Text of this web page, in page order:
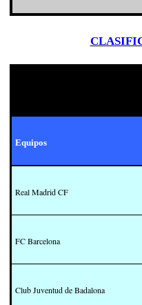
Equipos
Real Madrid CF
FC Barcelona
Club Juventud de Badalona